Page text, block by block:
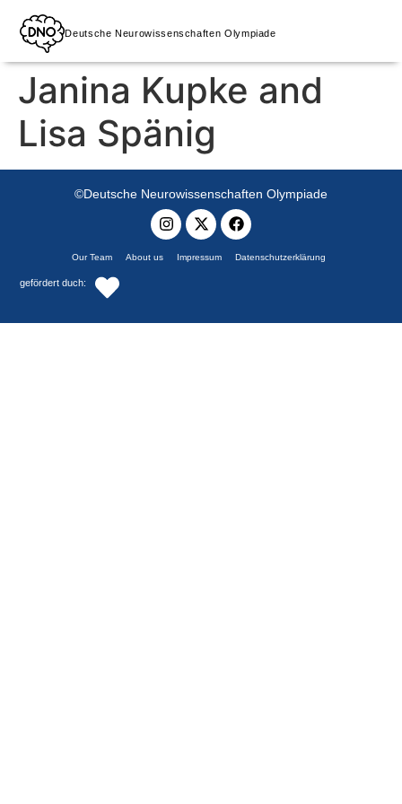
Deutsche Neurowissenschaften Olympiade
Janina Kupke and
Lisa Spänig
©Deutsche Neurowissenschaften Olympiade
Our Team About us Impressum Datenschutzerklärung
gefördert duch: